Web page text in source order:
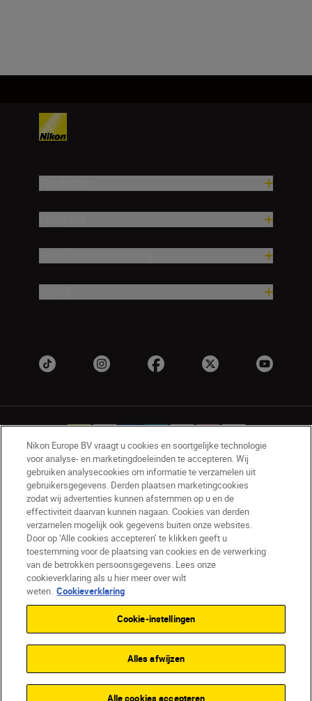
NL Nikon Sites
Contact opnemen
Privacyverklaring
Gebruiksvoorwaarden
Nikon Store - Algemene voorwaarden
Cookieverklaring
Toegankelijkheid
Cookie-instellingen
© 2026 Nikon
SKIP
Nikon Europe BV vraagt u cookies en soortgelijke technologie
voor analyse- en marketingdoeleinden te accepteren. Wij
gebruiken analysecookies om informatie te verzamelen uit
gebruikersgegevens. Derden plaatsen marketingcookies
zodat wij advertenties kunnen afstemmen op u en de
effectiviteit daarvan kunnen nagaan. Cookies van derden
verzamelen mogelijk ook gegevens buiten onze websites.
Door op ‘Alle cookies accepteren’ te klikken geeft u
toestemming voor de plaatsing van cookies en de verwerking
van de betrokken persoonsgegevens. Lees onze
cookieverklaring als u hier meer over wilt
weten. Cookieverklaring
Cookie-instellingen
Alles afwijzen
Alle cookies accepteren